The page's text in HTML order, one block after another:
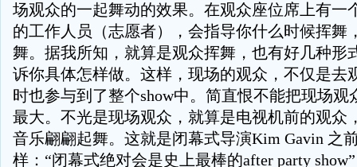
场观众的一起舞动的效果。在观众座位席上有一
的工作人员（志愿者），会指导你什么时候挥舞
舞。据我所知，就算是观众挥舞，也有好几种形
诉你具体怎样做。这样，现场的观众，不仅是去
时也参与到了整个show中。简直恨不能把现场观
最大。不光是现场观众，就算是电视机前的观众
音乐翩翩起舞。这就是闭幕式导演Kim Gavin 之
样：“闭幕式绝对会是史上最棒的after party